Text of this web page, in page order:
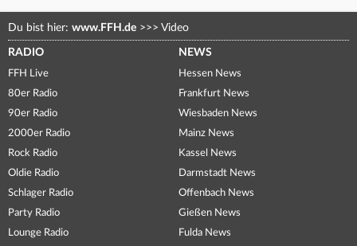
Du bist hier: www.FFH.de >>> Video
RADIO
FFH Live
80er Radio
90er Radio
2000er Radio
Rock Radio
Oldie Radio
Schlager Radio
Party Radio
Lounge Radio
NEWS
Hessen News
Frankfurt News
Wiesbaden News
Mainz News
Kassel News
Darmstadt News
Offenbach News
Gießen News
Fulda News